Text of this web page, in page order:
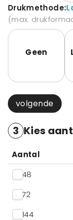
Drukmethode:
(max.
Geen
volgende
3 Kies
Aantal
48
72
144